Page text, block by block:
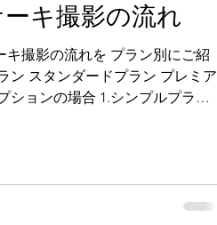
キ撮影の流れ
キ撮影の流れを プラン別にご紹
ン スタンダードプラン プレミア
ションの場合 1.シンプルプラン